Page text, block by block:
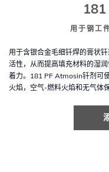
用于钢工
用于含银合金毛细钎焊的膏状
活性，从而提高填充材料的湿
着力。181 PF Atmosin钎剂可
火焰，空气-燃料火焰和无气体